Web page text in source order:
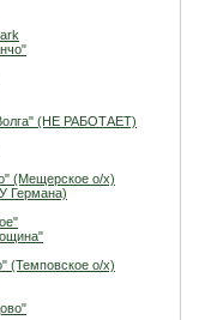
(НЕ РАБОТАЕТ)
(Мещерское о/х)
Германа)
(Темповское о/х)